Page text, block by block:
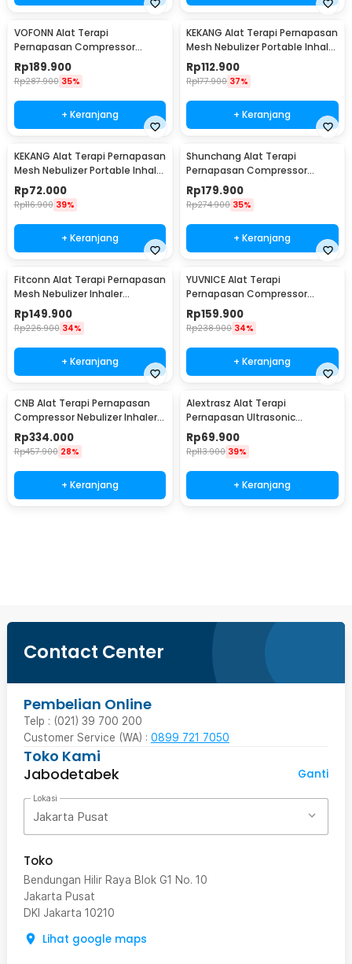
VOFONN Alat Terapi
Pernapasan Compressor
Nebulizer Inhaler Atomizer -
AXD-308
Rp189.900
Rp287.900 35%
+ Keranjang
KEKANG Alat Terapi Pernapasan
Mesh Nebulizer Portable Inhaler
Atomizer Rechargeable - KE-
N11
Rp112.900
Rp177.900 37%
+ Keranjang
KEKANG Alat Terapi Pernapasan
Mesh Nebulizer Portable Inhaler
Atomizer Plug In - KE-N11
Rp72.000
Rp116.900 39%
+ Keranjang
Shunchang Alat Terapi
Pernapasan Compressor
Nebulizer Inhaler Atomizer -
CDC500S
Rp179.900
Rp274.900 35%
+ Keranjang
Fitconn Alat Terapi Pernapasan
Mesh Nebulizer Inhaler
Atomizer - MY-135B
Rp149.900
Rp226.900 34%
+ Keranjang
YUVNICE Alat Terapi
Pernapasan Compressor
Nebulizer Inhaler Atomizer -
CDC-300S
Rp159.900
Rp238.900 34%
+ Keranjang
CNB Alat Terapi Pernapasan
Compressor Nebulizer Inhaler
Atomizer - 69025S
Rp334.000
Rp457.900 28%
+ Keranjang
Alextrasz Alat Terapi
Pernapasan Ultrasonic
Nebulizer Inhaler Atomizer -
FLK-W301
Rp69.900
Rp113.900 39%
+ Keranjang
Contact Center
Pembelian Online
Telp : (021) 39 700 200
Customer Service (WA) : 0899 721 7050
Toko Kami
Jabodetabek
Ganti
Lokasi
Jakarta Pusat
Toko
Bendungan Hilir Raya Blok G1 No. 10
Jakarta Pusat
DKI Jakarta 10210
Lihat google maps